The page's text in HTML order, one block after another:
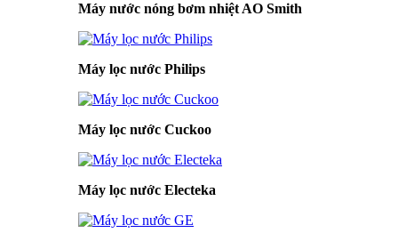
Máy nước nóng bơm nhiệt AO Smith
Máy lọc nước Philips
Máy lọc nước Cuckoo
Máy lọc nước Electeka